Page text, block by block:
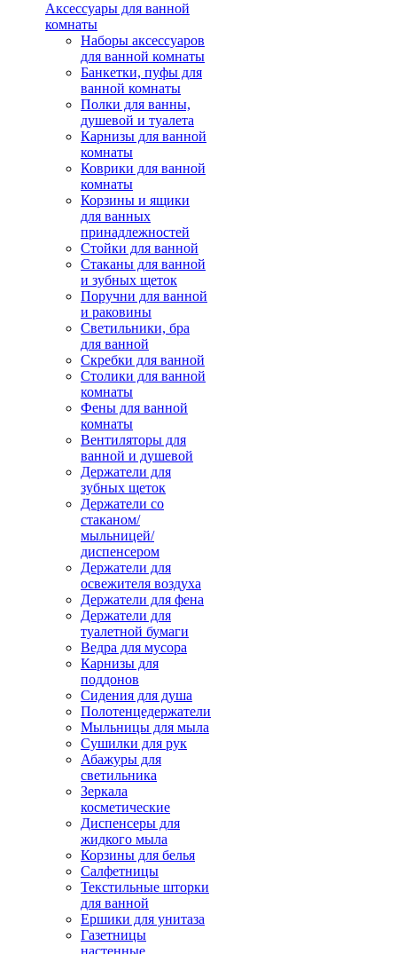
Аксессуары для ванной
комнаты
Наборы аксессуаров
для ванной комнаты
Банкетки, пуфы для
ванной комнаты
Полки для ванны,
душевой и туалета
Карнизы для ванной
комнаты
Коврики для ванной
комнаты
Корзины и ящики
для ванных
принадлежностей
Стойки для ванной
Стаканы для ванной
и зубных щеток
Поручни для ванной
и раковины
Светильники, бра
для ванной
Скребки для ванной
Столики для ванной
комнаты
Фены для ванной
комнаты
Вентиляторы для
ванной и душевой
Держатели для
зубных щеток
Держатели со
стаканом/
мыльницей/
диспенсером
Держатели для
освежителя воздуха
Держатели для фена
Держатели для
туалетной бумаги
Ведра для мусора
Карнизы для
поддонов
Сидения для душа
Полотенцедержатели
Мыльницы для мыла
Сушилки для рук
Абажуры для
светильника
Зеркала
косметические
Диспенсеры для
жидкого мыла
Корзины для белья
Салфетницы
Текстильные шторки
для ванной
Ершики для унитаза
Газетницы
настенные